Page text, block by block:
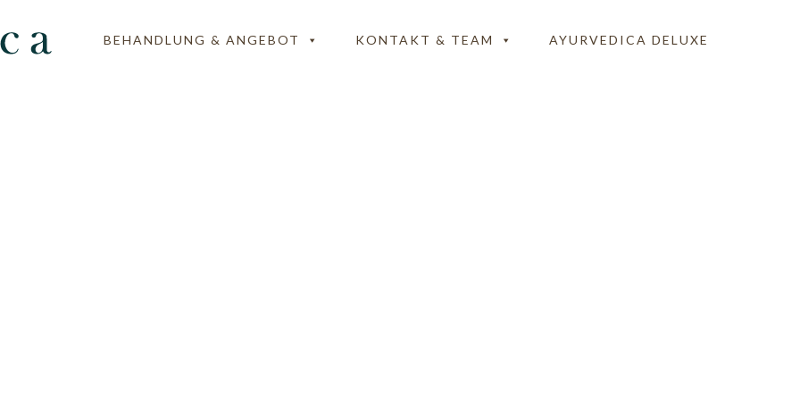
BEHANDLUNG & ANGEBOT KONTAKT & TEAM AYURVEDICA DELUXE